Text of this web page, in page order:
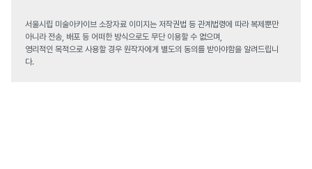
서울시립 미술아카이브 소장자료 이미지는 저작권법 등 관계법령에 따라 복제뿐만
아니라 전송, 배포 등 어떠한 방식으로도 무단 이용할 수 없으며,
영리적인 목적으로 사용할 경우 원작자에게 별도의 동의를 받아야함을 알려드립니
다.